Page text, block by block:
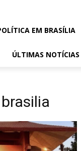
EM BRASÍLIA
ÚLTIMAS NOTÍCIAS